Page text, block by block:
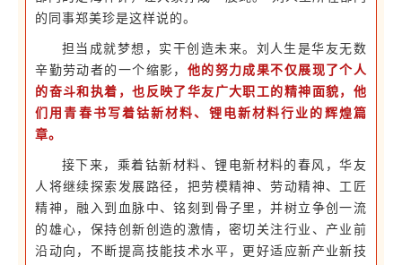
的同事郑美珍是这样说的。
担当成就梦想，实干创造未来。刘人生是华友无数
辛勤劳动者的一个缩影， 他的努力成果不仅展现了个人
的奋斗和执着，也反映了华友广大职工的精神面貌，他
们用青春书写着钴新材料、锂电新材料行业的辉煌篇
章。
接下来，乘着钴新材料、锂电新材料的春风，华友
人将继续探索发展路径，把劳模精神、劳动精神、工匠
精神，融入到血脉中、铭刻到骨子里，并树立争创一流
的雄心，保持创新创造的激情，密切关注行业、产业前
沿动向，不断提高技能技术水平，更好适应新产业新技